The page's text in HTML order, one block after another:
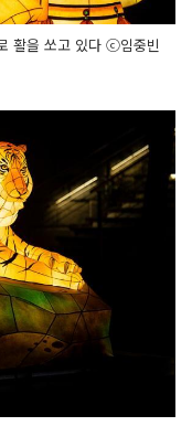
활을 쏘고 있다 ⓒ임중빈